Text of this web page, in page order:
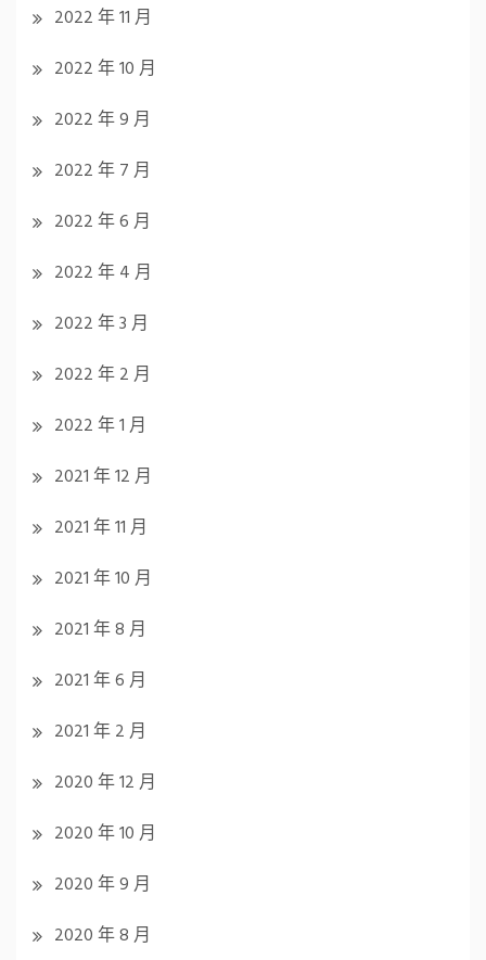
2022 年 11 月
2022 年 10 月
2022 年 9 月
2022 年 7 月
2022 年 6 月
2022 年 4 月
2022 年 3 月
2022 年 2 月
2022 年 1 月
2021 年 12 月
2021 年 11 月
2021 年 10 月
2021 年 8 月
2021 年 6 月
2021 年 2 月
2020 年 12 月
2020 年 10 月
2020 年 9 月
2020 年 8 月